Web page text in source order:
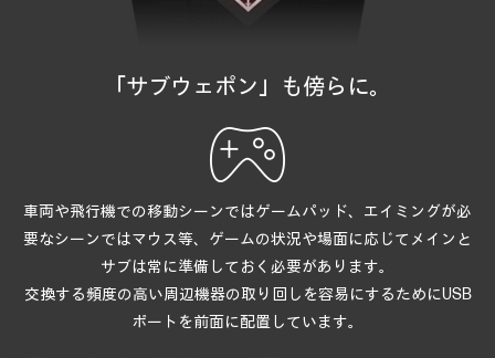
「サブウェポン」も傍らに。
車両や飛行機での移動シーンではゲームパッド、 エイミングが必
要なシーンではマウス等、 ゲームの状況や場面に応じてメインと
サブは常に準備しておく必要があります。
交換する頻度の高い周辺機器の取り回しを容易にするためにUSB
ポートを前面に配置しています。